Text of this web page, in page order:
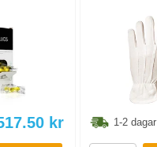
kr 1-2 dagar